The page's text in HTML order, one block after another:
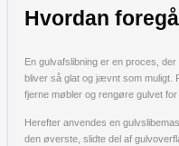
Hvordan
En gulvafslibning er en proces,
bliver så glat og jævnt som muligt.
fjerne møbler og rengøre gulvet
Herefter anvendes en
den øverste, slidte del af